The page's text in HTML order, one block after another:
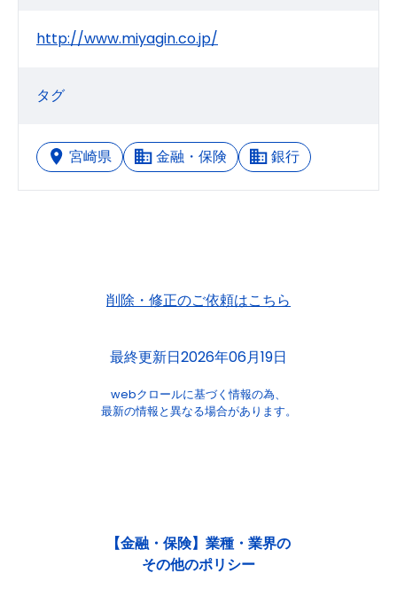
http://www.miyagin.co.jp/
タグ
宮崎県 金融・保険 銀行
削除・修正のご依頼はこちら
最終更新日2026年06月19日
webクロールに基づく情報の為、
最新の情報と異なる場合があります。
【金融・保険】業種・業界の
その他のポリシー